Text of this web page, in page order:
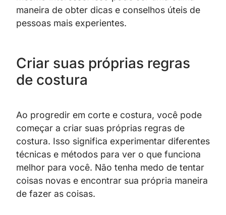
maneira de obter dicas e conselhos úteis de
pessoas mais experientes.
Criar suas próprias regras
de costura
Ao progredir em corte e costura, você pode
começar a criar suas próprias regras de
costura. Isso significa experimentar diferentes
técnicas e métodos para ver o que funciona
melhor para você. Não tenha medo de tentar
coisas novas e encontrar sua própria maneira
de fazer as coisas.